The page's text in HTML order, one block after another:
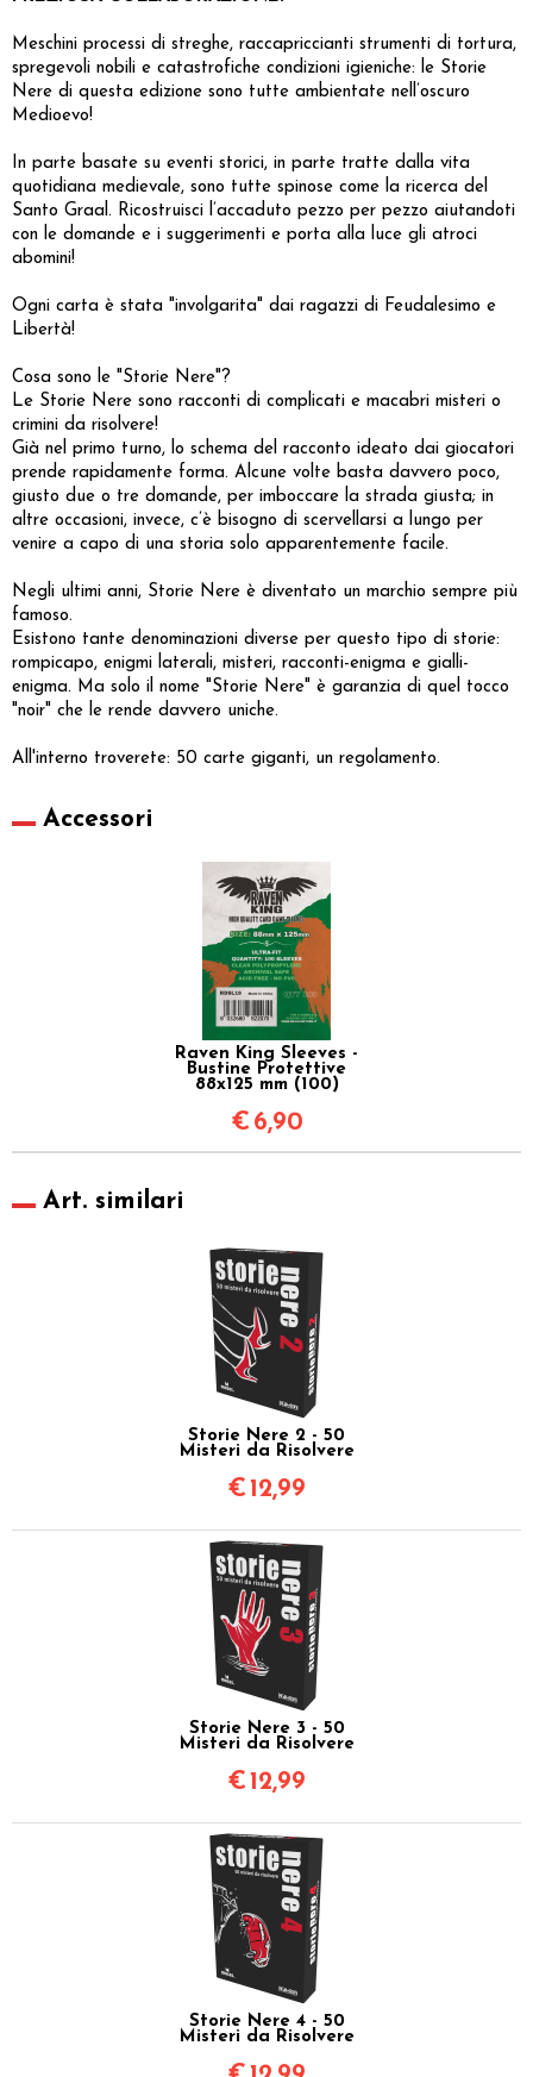
Meschini processi di streghe, raccapriccianti strumenti di tortura,
spregevoli nobili e catastrofiche condizioni igieniche: le Storie
Nere di questa edizione sono tutte ambientate nell’oscuro
Medioevo!
In parte basate su eventi storici, in parte tratte dalla vita
quotidiana medievale, sono tutte spinose come la ricerca del
Santo Graal. Ricostruisci l’accaduto pezzo per pezzo aiutandoti
con le domande e i suggerimenti e porta alla luce gli atroci
abomini!
Ogni carta è stata "involgarita" dai ragazzi di Feudalesimo e
Libertà!
Cosa sono le "Storie Nere"?
Le Storie Nere sono racconti di complicati e macabri misteri o
crimini da risolvere!
Già nel primo turno, lo schema del racconto ideato dai giocatori
prende rapidamente forma. Alcune volte basta davvero poco,
giusto due o tre domande, per imboccare la strada giusta; in
altre occasioni, invece, c’è bisogno di scervellarsi a lungo per
venire a capo di una storia solo apparentemente facile.
Negli ultimi anni, Storie Nere è diventato un marchio sempre più
famoso.
Esistono tante denominazioni diverse per questo tipo di storie:
rompicapo, enigmi laterali, misteri, racconti-enigma e gialli-
enigma. Ma solo il nome "Storie Nere" è garanzia di quel tocco
"noir" che le rende davvero uniche.
All'interno troverete: 50 carte giganti, un regolamento.
Accessori
Raven King Sleeves -
Bustine Protettive
88x125 mm (100)
€ 6,90
Art. similari
Storie Nere 2 - 50
Misteri da Risolvere
€ 12,99
Storie Nere 3 - 50
Misteri da Risolvere
€ 12,99
Storie Nere 4 - 50
Misteri da Risolvere